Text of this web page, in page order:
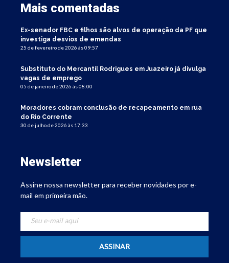
Mais comentadas
Ex-senador FBC e filhos são alvos de operação da PF que
investiga desvios de emendas
25 de fevereiro de 2026 às 09:57
Substituto do Mercantil Rodrigues em Juazeiro já divulga
vagas de emprego
05 de janeiro de 2026 às 08:00
Moradores cobram conclusão de recapeamento em rua
do Rio Corrente
30 de julho de 2026 às 17:33
Newsletter
Assine nossa newsletter para receber novidades por e-
mail em primeira mão.